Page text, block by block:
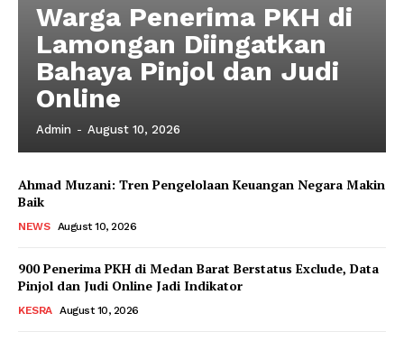
News Week
Warga Penerima PKH di
Lamongan Diingatkan
Bahaya Pinjol dan Judi
Online
Admin - August 10, 2026
Ahmad Muzani: Tren Pengelolaan Keuangan Negara Makin
Baik
NEWS August 10, 2026
900 Penerima PKH di Medan Barat Berstatus Exclude, Data
Pinjol dan Judi Online Jadi Indikator
KESRA August 10, 2026